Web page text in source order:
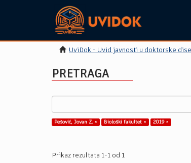
UviDok - Uvid javnosti u doktorske
PRETRAGA
Pešović, Jovan Z. × Biološki fakultet × 2019 ×
Prikaz rezultata 1-1 od 1